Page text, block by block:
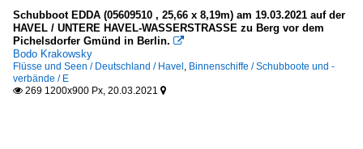
Schubboot EDDA (05609510 , 25,66 x 8,19m) am 19.03.2021 auf der
HAVEL / UNTERE HAVEL-WASSERSTRASSE zu Berg vor dem
Pichelsdorfer Gmünd in Berlin. 
Bodo Krakowsky
Flüsse und Seen / Deutschland / Havel , Binnenschiffe / Schubboote und -
verbände / E
 269 1200x900 Px, 20.03.2021 